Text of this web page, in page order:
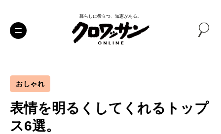
暮らしに役立つ、知恵がある。
おしゃれ
表情を明るくしてくれるトップ
ス6選。